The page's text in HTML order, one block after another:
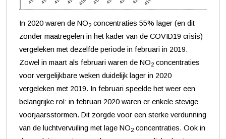
In 2020 waren de NO2 concentraties 55% lager (en dit
zonder maatregelen in het kader van de COVID19 crisis)
vergeleken met dezelfde periode in februari in 2019.
Zowel in maart als februari waren de NO2 concentraties
voor vergelijkbare weken duidelijk lager in 2020
vergeleken met 2019. In februari speelde het weer een
belangrijke rol: in februari 2020 waren er enkele stevige
voorjaarsstormen. Dit zorgde voor een sterke verdunning
van de luchtvervuiling met lage NO2 concentraties. Ook in